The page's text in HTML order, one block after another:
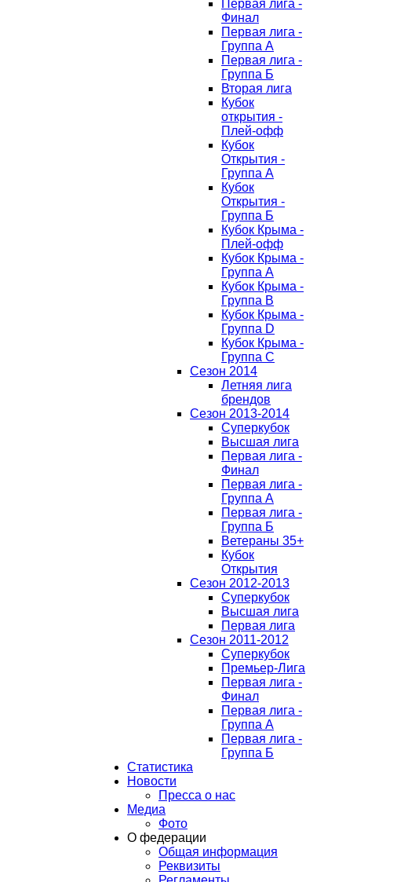
Первая лига -
Финал
Первая лига -
Группа А
Первая лига -
Группа Б
Вторая лига
Кубок
открытия -
Плей-офф
Кубок
Открытия -
Группа А
Кубок
Открытия -
Группа Б
Кубок Крыма -
Плей-офф
Кубок Крыма -
Группа A
Кубок Крыма -
Группа B
Кубок Крыма -
Группа D
Кубок Крыма -
Группа C
Сезон 2014
Летняя лига
брендов
Сезон 2013-2014
Суперкубок
Высшая лига
Первая лига -
Финал
Первая лига -
Группа А
Первая лига -
Группа Б
Ветераны 35+
Кубок
Открытия
Сезон 2012-2013
Суперкубок
Высшая лига
Первая лига
Сезон 2011-2012
Суперкубок
Премьер-Лига
Первая лига -
Финал
Первая лига -
Группа А
Первая лига -
Группа Б
Статистика
Новости
Пресса о нас
Медиа
Фото
О федерации
Общая информация
Реквизиты